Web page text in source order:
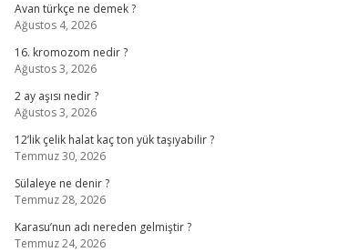
Avan türkçe ne demek ?
Ağustos 4, 2026
16. kromozom nedir ?
Ağustos 3, 2026
2 ay aşısı nedir ?
Ağustos 3, 2026
12’lik çelik halat kaç ton yük taşıyabilir ?
Temmuz 30, 2026
Sülaleye ne denir ?
Temmuz 28, 2026
Karasu’nun adı nereden gelmiştir ?
Temmuz 24, 2026